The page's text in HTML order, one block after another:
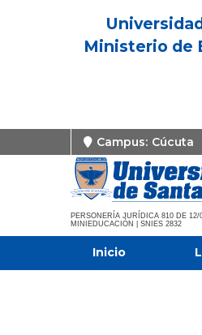
Ministerio de
Campus: Cúcuta
PERSONERÍA JURÍDICA 810 DE 12/
MINIEDUCACIÓN | SNIES 2832
Inicio